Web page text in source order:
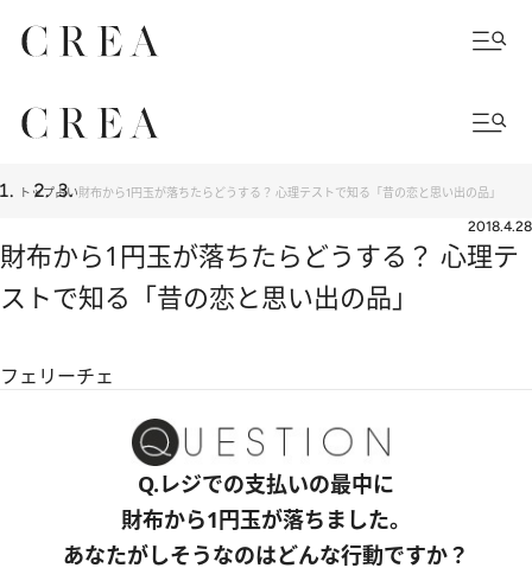
トップ占い財布から1円玉が落ちたらどうする？ 心理テストで知る「昔の恋と思い出の品」
2018.4.28
財布から1円玉が落ちたらどうする？ 心理テ
ストで知る「昔の恋と思い出の品」
フェリーチェ
Q.レジでの支払いの最中に
財布から1円玉が落ちました。
あなたがしそうなのはどんな行動ですか？